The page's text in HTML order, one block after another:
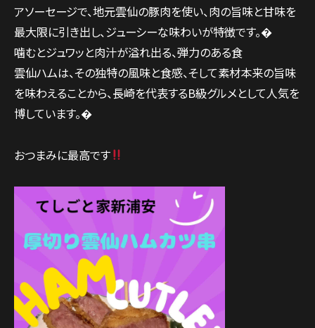
アソーセージで、地元雲仙の豚肉を使い、肉の旨味と甘味を
最大限に引き出し、ジューシーな味わいが特徴です。�
噛むとジュワッと肉汁が溢れ出る、弾力のある食
雲仙ハムは、その独特の風味と食感、そして素材本来の旨味
を味わえることから、長崎を代表するB級グルメとして人気を
博しています。�
おつまみに最高です